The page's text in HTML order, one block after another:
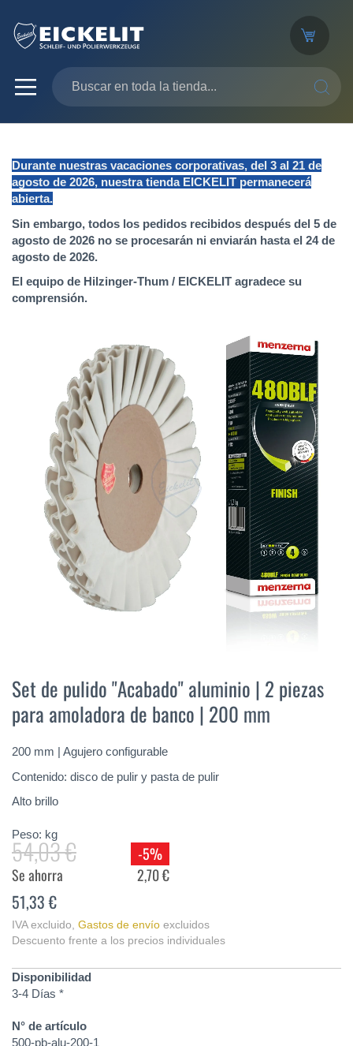
Durante nuestras vacaciones corporativas, del 3 al 21 de
agosto de 2026, nuestra tienda EICKELIT permanecerá
abierta.
Sin embargo, todos los pedidos recibidos después del 5 de
agosto de 2026 no se procesarán ni enviarán hasta el 24 de
agosto de 2026.
El equipo de Hilzinger-Thum / EICKELIT agradece su
comprensión.
imágenes
comienzo
de
la
de
imágenes
Set de pulido "Acabado" aluminio | 2 piezas
para amoladora de banco | 200 mm
200 mm | Agujero configurable
Contenido: disco de pulir y pasta de pulir
Alto brillo
Peso: kg
54,03 €
-5%
Se ahorra
2,70 €
51,33 €
IVA excluido, Gastos de envío excluidos
Descuento frente a los precios individuales
Disponibilidad
3-4 Días *
N° de artículo
500-pb-alu-200-1